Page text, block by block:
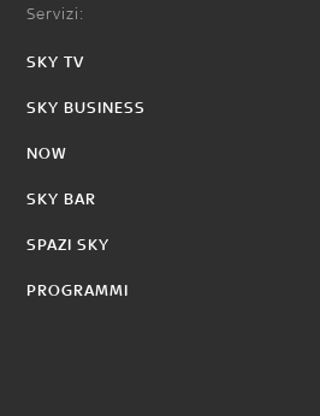
Servizi:
SKY TV
SKY BUSINESS
NOW
SKY BAR
SPAZI SKY
PROGRAMMI